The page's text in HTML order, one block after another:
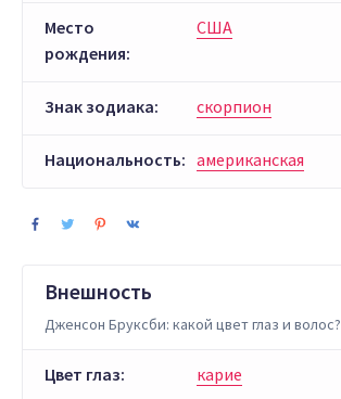
Место
рождения:
США
Знак зодиака: скорпион
Национальность: американская
Внешность
Дженсон Бруксби: какой цвет глаз и волос?
Цвет глаз: карие